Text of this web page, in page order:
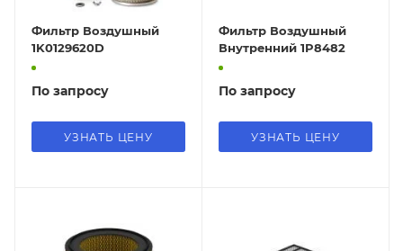
Фильтр Воздушный
1K0129620D
По запросу
УЗНАТЬ ЦЕНУ
Фильтр Воздушный
Внутренний 1P8482
По запросу
УЗНАТЬ ЦЕНУ